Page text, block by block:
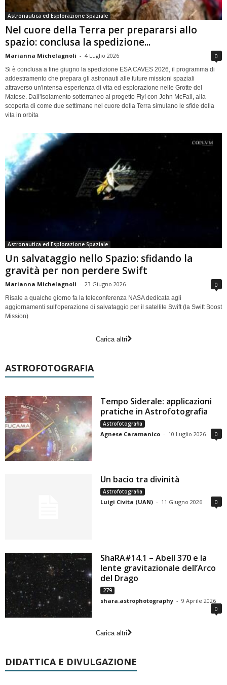
Astronautica ed Esplorazione Spaziale
Nel cuore della Terra per prepararsi allo
spazio: conclusa la spedizione...
Marianna Michelagnoli - 4 Luglio 2026 0
Si è conclusa a fine giugno la spedizione ESA CAVES 2026, il programma di
addestramento che prepara gli astronauti alle future missioni spaziali
attraverso un'intensa esperienza di vita ed esplorazione nelle Grotte del
Matese. Dall'isolamento sotterraneo al progetto Fly! con John McFall, alla
scoperta di come due settimane nel cuore della Terra simulano le sfide della
vita in orbita
Astronautica ed Esplorazione Spaziale
Un salvataggio nello Spazio: sfidando la
gravità per non perdere Swift
Marianna Michelagnoli - 23 Giugno 2026 0
Risale a qualche giorno fa la teleconferenza NASA dedicata agli
aggiornamenti sull'operazione di salvataggio per il satellite Swift (la Swift Boost
Mission)
Carica altri
ASTROFOTOGRAFIA
Tempo Siderale: applicazioni
pratiche in Astrofotografia
Astrofotografia
Agnese Caramanico - 10 Luglio 2026 0
Un bacio tra divinità
Astrofotografia
Luigi Civita (UAN) - 11 Giugno 2026 0
ShaRA#14.1 – Abell 370 e la
lente gravitazionale dell’Arco
del Drago
279
shara.astrophotography - 9 Aprile 2026
0
Carica altri
DIDATTICA E DIVULGAZIONE